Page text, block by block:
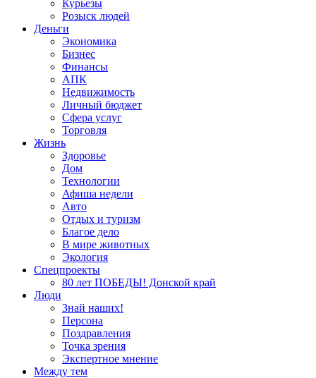
Курьезы
Розыск людей
Деньги
Экономика
Бизнес
Финансы
АПК
Недвижимость
Личный бюджет
Сфера услуг
Торговля
Жизнь
Здоровье
Дом
Технологии
Афиша недели
Авто
Отдых и туризм
Благое дело
В мире животных
Экология
Спецпроекты
80 лет ПОБЕДЫ! Донской край
Люди
Знай наших!
Персона
Поздравления
Точка зрения
Экспертное мнение
Между тем